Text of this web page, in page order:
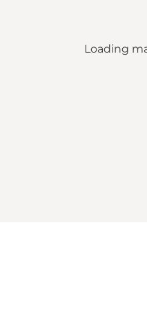
Loading